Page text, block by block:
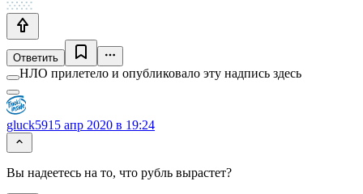
Ответить
НЛО прилетело и опубликовало эту надпись здесь
gluck5915 апр 2020 в 19:24
Вы надеетесь на то, что рубль вырастет?